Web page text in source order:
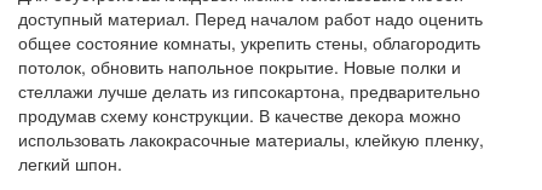
доступный материал. Перед началом работ надо оценить
общее состояние комнаты, укрепить стены, облагородить
потолок, обновить напольное покрытие. Новые полки и
стеллажи лучше делать из гипсокартона, предварительно
продумав схему конструкции. В качестве декора можно
использовать лакокрасочные материалы, клейкую пленку,
легкий шпон.